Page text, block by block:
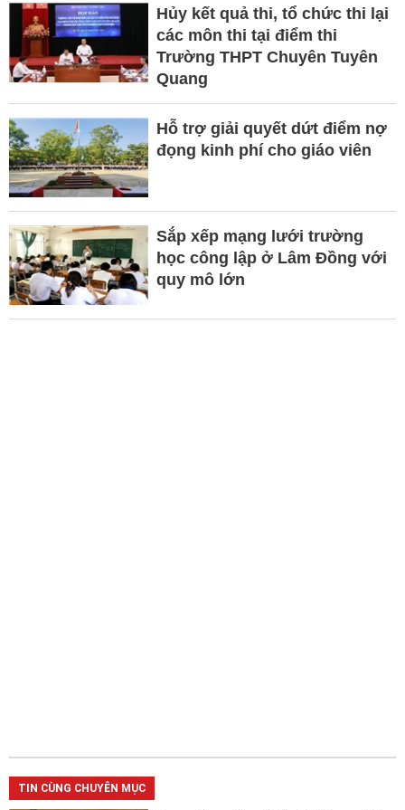
Hủy kết quả thi, tổ chức thi lại
các môn thi tại điểm thi
Trường THPT Chuyên Tuyên
Quang
Hỗ trợ giải quyết dứt điểm nợ
đọng kinh phí cho giáo viên
Sắp xếp mạng lưới trường
học công lập ở Lâm Đồng với
quy mô lớn
TIN CÙNG CHUYÊN MỤC